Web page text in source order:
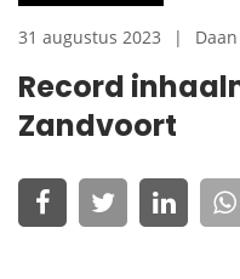
Record
Zandvoort
31 augustus 2023